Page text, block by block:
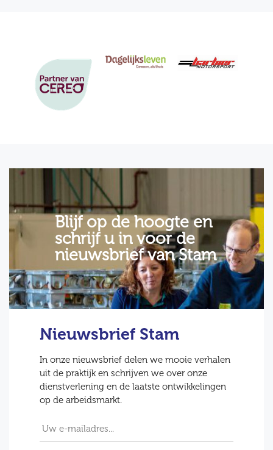
Blijf op de hoogte en
schrijf u in voor de
nieuwsbrief van Stam
Nieuwsbrief Stam
In onze nieuwsbrief delen we mooie verhalen
uit de praktijk en schrijven we over onze
dienstverlening en de laatste ontwikkelingen
op de arbeidsmarkt.